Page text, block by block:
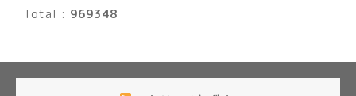
Total : 969348